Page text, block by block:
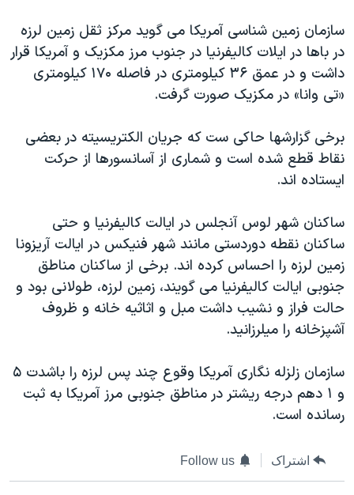
تریبونال مردمی آبان ۹۸
چهل سال گروگان‌گیری
اعتراضات مردمی آبان ۹۸
اسرائیل در جنگ
همایش محافظه‌کاران آمریکا «سی‌پک»
صفحه‌های ویژه
سفر پرزیدنت ترامپ به چین
سازمان زمين شناسی آمريکا می گويد مرکز ثقل زمين لرزه
در باها در ايلات کاليفرنيا در جنوب مرز مکزيک و آمريکا قرار
داشت و در عمق ۳۶ کيلومتری در فاصله ۱۷۰ کيلومتری
«تی وانا» در مکزيک صورت گرفت.
برخی گزارشها حاکی ست که جريان الکتريسيته در بعضی
نقاط قطع شده است و شماری از آسانسورها از حرکت
ايستاده اند.
ساکنان شهر لوس آنجلس در ايالت کاليفرنيا و حتی
ساکنان نقطه دوردستی مانند شهر فنيکس در ايالت آريزونا
زمين لرزه را احساس کرده اند. برخی از ساکنان مناطق
جنوبی ايالت کاليفرنيا می گويند، زمين لرزه، طولانی بود و
حالت فراز و نشيب داشت مبل و اثاثيه خانه و ظروف
آشپزخانه را ميلرزانيد.
سازمان زلزله نگاری آمريکا وقوع چند پس لرزه را باشدت ۵
و ۱ دهم درجه ريشتر در مناطق جنوبی مرز آمريکا به ثبت
رسانده است.
اشتراک Follow us